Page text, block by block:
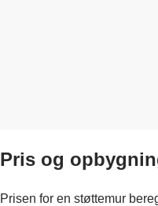
Pris og
Prisen for en støttemur